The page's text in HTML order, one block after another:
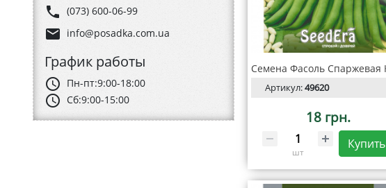
phone (073) 600-06-99
email info@posadka.com.ua
График работы
schedule Пн-пт:9:00-18:00
schedule Сб:9:00-15:00
Артикул:49620
18 грн.
шт
Купить